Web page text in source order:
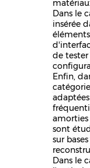
Dans le
insérée
de
Enfin,
amorties
sont
sur
Dans le